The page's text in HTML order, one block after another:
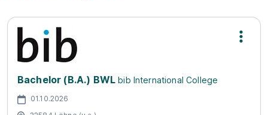
Bachelor (B.A.) BWLbib International College
01.10.2026